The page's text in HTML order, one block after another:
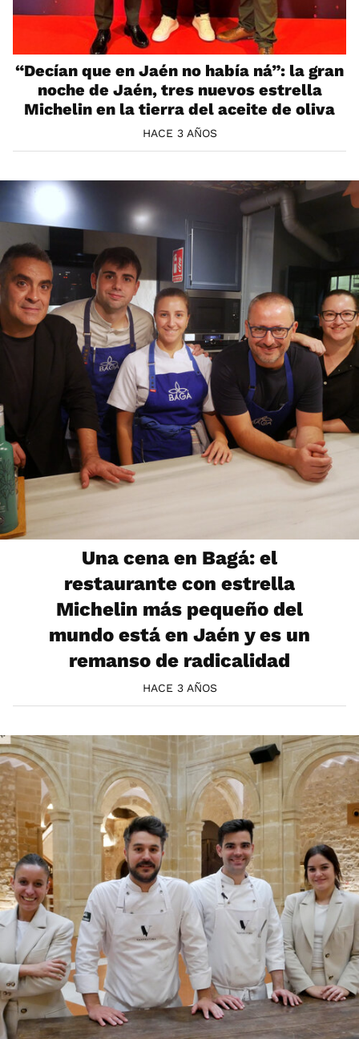
“Decían que en Jaén no había ná”: la gran
noche de Jaén, tres nuevos estrella
Michelin en la tierra del aceite de oliva
HACE 3 AÑOS
Una cena en Bagá: el
restaurante con estrella
Michelin más pequeño del
mundo está en Jaén y es un
remanso de radicalidad
HACE 3 AÑOS